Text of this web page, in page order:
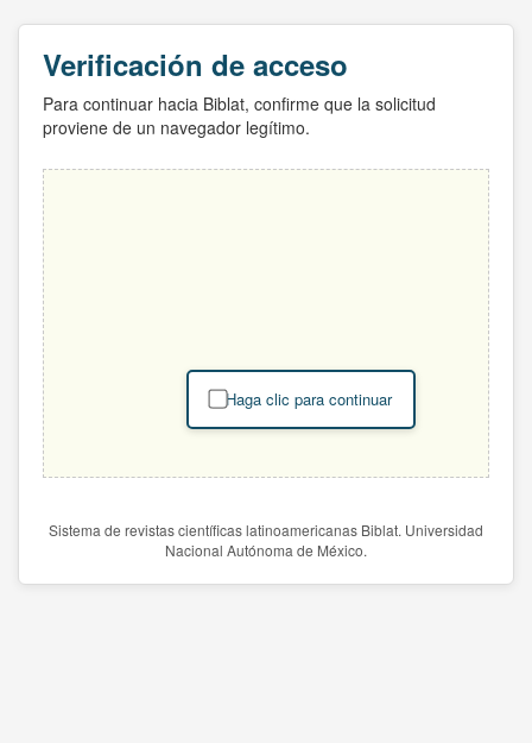
Verificación de acceso
Para continuar hacia Biblat, confirme que la solicitud
proviene de un navegador legítimo.
Haga clic para continuar
Sistema de revistas científicas latinoamericanas Biblat. Universidad
Nacional Autónoma de México.